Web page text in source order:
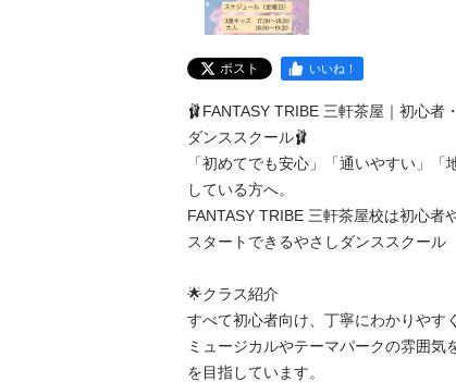
ポスト いいね！
🩰FANTASY TRIBE 三軒茶屋｜初心者
ダンススクール🩰
「初めてでも安心」「通いやすい」
している方へ。
FANTASY TRIBE 三軒茶屋校は初心者
スタートできるやさしダンススクール
🌟クラス紹介
すべて初心者向け、丁寧にわかりやす
ミュージカルやテーマパークの雰囲気
を目指しています。